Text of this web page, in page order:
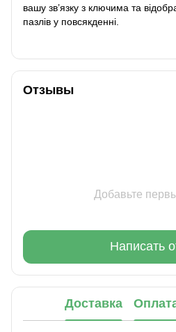
вашу зв’язку з ключима та
пазлів у повсякденні.
Отзывы
Добавьте
Написать
Доставка